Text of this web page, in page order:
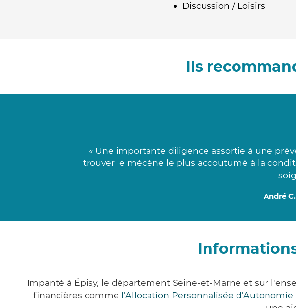
Discussion / Loisirs
Ils
« Une importante diligence assortie à une
trouver le mécène le plus accoutumé à la
André C.
Impanté à Épisy, le département Seine-et-Marne et sur
financières comme l'Allocation Personnalisée d'Autonomie